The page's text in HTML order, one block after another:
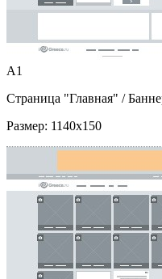
A1
Страница "Главная" /
Размер: 1140x150